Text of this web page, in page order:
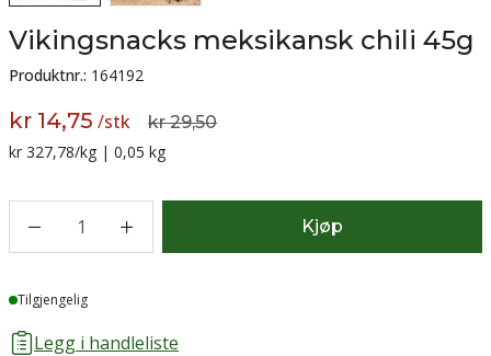
Vikingsnacks meksikansk chili 45g
Produktnr.: 164192
kr 14,75 /stk kr 29,50
Sammenligning pris:
kr 327,78/kg | 0,05 kg
1 Kjøp
Lager
Tilgjengelig
Legg i handleliste